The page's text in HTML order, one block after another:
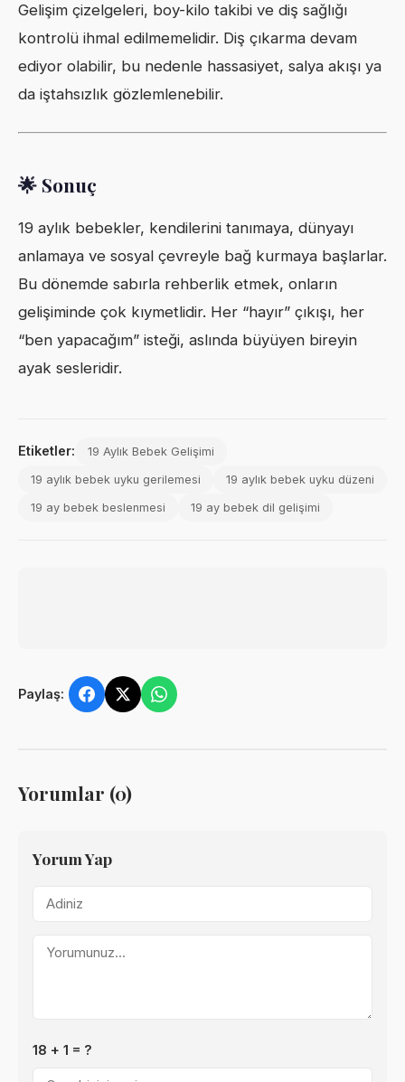
Gelişim çizelgeleri, boy-kilo takibi ve diş sağlığı
kontrolü ihmal edilmemelidir. Diş çıkarma devam
ediyor olabilir, bu nedenle hassasiyet, salya akışı ya
da iştahsızlık gözlemlenebilir.
🌟 Sonuç
19 aylık bebekler, kendilerini tanımaya, dünyayı
anlamaya ve sosyal çevreyle bağ kurmaya başlarlar.
Bu dönemde sabırla rehberlik etmek, onların
gelişiminde çok kıymetlidir. Her “hayır” çıkışı, her
“ben yapacağım” isteği, aslında büyüyen bireyin
ayak sesleridir.
Etiketler: 19 Aylık Bebek Gelişimi
19 aylık bebek uyku gerilemesi 19 aylık bebek uyku düzeni
19 ay bebek beslenmesi 19 ay bebek dil gelişimi
Paylaş:
Yorumlar (0)
Yorum Yap
18 + 1 = ?